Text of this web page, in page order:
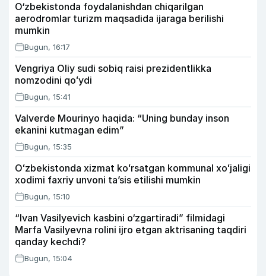
O‘zbekistonda foydalanishdan chiqarilgan
aerodromlar turizm maqsadida ijaraga berilishi
mumkin
Bugun, 16:17
Vengriya Oliy sudi sobiq raisi prezidentlikka
nomzodini qoʻydi
Bugun, 15:41
Valverde Mourinyo haqida: “Uning bunday inson
ekanini kutmagan edim”
Bugun, 15:35
Oʻzbekistonda xizmat koʻrsatgan kommunal xoʻjaligi
xodimi faxriy unvoni taʼsis etilishi mumkin
Bugun, 15:10
“Ivan Vasilyevich kasbini o‘zgartiradi” filmidagi
Marfa Vasilyevna rolini ijro etgan aktrisaning taqdiri
qanday kechdi?
Bugun, 15:04